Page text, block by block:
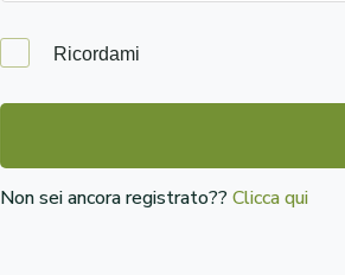
Ricordami
Non sei ancora registrato??Clicca qui